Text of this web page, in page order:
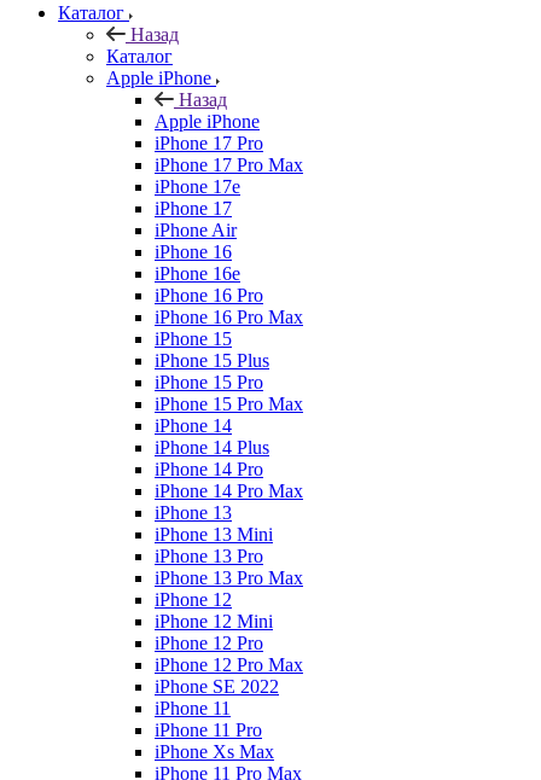
Каталог
Назад
Каталог
Apple iPhone
Назад
Apple iPhone
iPhone 17 Pro
iPhone 17 Pro Max
iPhone 17e
iPhone 17
iPhone Air
iPhone 16
iPhone 16e
iPhone 16 Pro
iPhone 16 Pro Max
iPhone 15
iPhone 15 Plus
iPhone 15 Pro
iPhone 15 Pro Max
iPhone 14
iPhone 14 Plus
iPhone 14 Pro
iPhone 14 Pro Max
iPhone 13
iPhone 13 Mini
iPhone 13 Pro
iPhone 13 Pro Max
iPhone 12
iPhone 12 Mini
iPhone 12 Pro
iPhone 12 Pro Max
iPhone SE 2022
iPhone 11
iPhone 11 Pro
iPhone Xs Max
iPhone 11 Pro Max